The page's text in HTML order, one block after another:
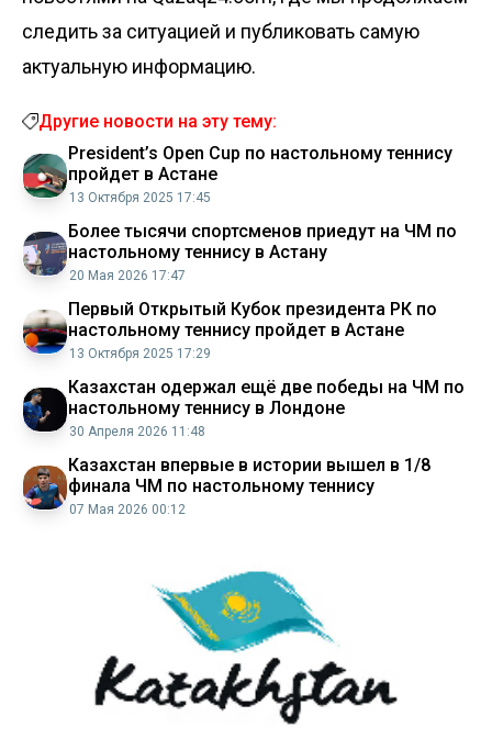
следить за ситуацией и публиковать самую
актуальную информацию.
Другие новости на эту тему:
President’s Open Cup по настольному теннису
пройдет в Астане
13 Октября 2025 17:45
Более тысячи спортсменов приедут на ЧМ по
настольному теннису в Астану
20 Мая 2026 17:47
Первый Открытый Кубок президента РК по
настольному теннису пройдет в Астане
13 Октября 2025 17:29
Казахстан одержал ещё две победы на ЧМ по
настольному теннису в Лондоне
30 Апреля 2026 11:48
Казахстан впервые в истории вышел в 1/8
финала ЧМ по настольному теннису
07 Мая 2026 00:12